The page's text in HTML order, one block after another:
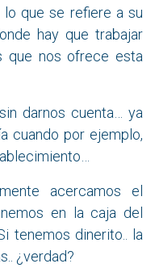
que se refiere a su
hay que trabajar
que nos ofrece esta
darnos cuenta… ya
cuando por ejemplo,
acercamos el
en la caja del
tenemos dinerito.. la
¿verdad?